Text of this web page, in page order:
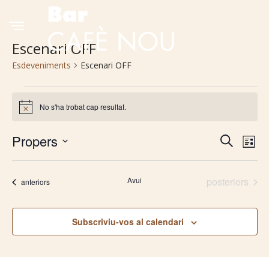
Escenari OFF
Esdeveniments Escenari OFF
Esdeveniments
Avís No s'ha trobat cap resultat.
visual
i
cerca
Cerca
de
Llista
Propers
Selecciona
data.
Esdeveniments
anteriors Avui posteriors
Subscriviu-vos al calendari